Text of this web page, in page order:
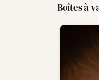
Boîtes à